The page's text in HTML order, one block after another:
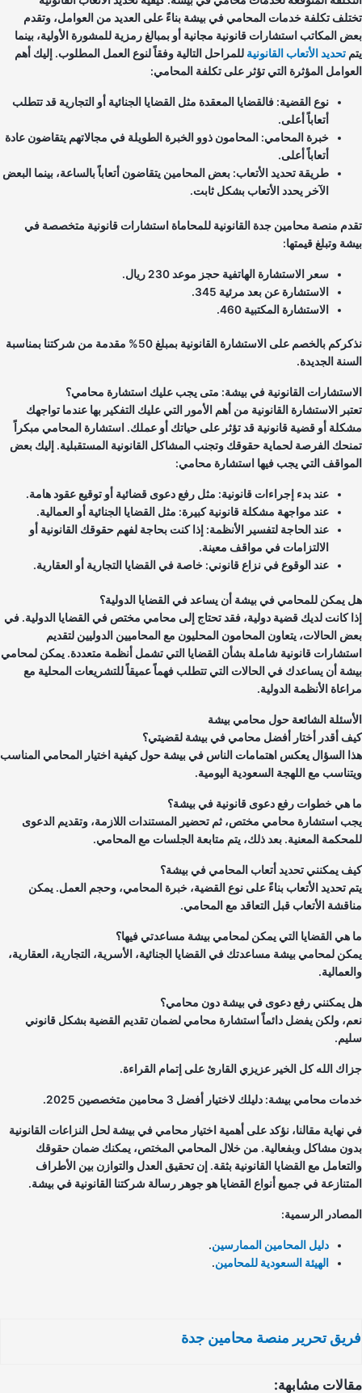
تكلفة خدمات المحامي في بيشة بناءً على العديد من العوامل، وتقدم
المكاتب استشارات قانونية مجانية أو بمبالغ رمزية للمشورة الأولية، بينما
تحديد الأتعاب القانونيةللمراحل التالية وفقاً لنوع العمل المطلوب. إليك أهم
المؤثرة التي تؤثر على تكلفة المحامي:
نوع القضية: فالقضايا المعقدة مثل القضايا الجنائية أو التجارية قد تتطلب
أتعاباً أعلى.
خبرة المحامي: المحامون ذوو الخبرة الطويلة في مجالاتهم يتقاضون عادة
أتعاباً أعلى.
طريقة تحديد الأتعاب: بعض المحامين يتقاضون أتعاباً بالساعة، بينما البعض
الآخر يحدد الأتعاب بشكل ثابت.
منصة محامين جدة القانونية للمحاماة استشارات قانونية متخصصة في
وتبلغ قيمتها:
سعر الاستشارة الهاتفية حجز موعد 230 ريال.
الاستشارة عن بعد مرئية 345.
الاستشارة المكتبية 460.
نذكركم بالخصم على الاستشارة القانونية بمبلغ 50% مقدمة من شركتنا بمناسبة
الجديدة.
القانونية في بيشة: متى يجب عليك استشارة محامي؟
الاستشارة القانونية من أهم الأمور التي عليك التفكير بها عندما تواجهك
أو قضية قانونية قد تؤثر على حياتك أو عملك. استشارة المحامي مبكراً
الفرصة لحماية حقوقك وتجنب المشاكل القانونية المستقبلية. إليك بعض
التي يجب فيها استشارة محامي:
عند بدء إجراءات قانونية: مثل رفع دعوى قضائية أو توقيع عقود هامة.
عند مواجهة مشكلة قانونية كبيرة: مثل القضايا الجنائية أو العمالية.
عند الحاجة لتفسير الأنظمة: إذا كنت بحاجة لفهم حقوقك القانونية أو
الالتزامات في مواقف معينة.
عند الوقوع في نزاع قانوني: خاصة في القضايا التجارية أو العقارية.
يمكن للمحامي في بيشة أن يساعد في القضايا الدولية؟
كانت لديك قضية دولية، فقد تحتاج إلى محامي مختص في القضايا الدولية. في
الحالات، يتعاون المحامون المحليون مع المحاميين الدوليين لتقديم
قانونية شاملة بشأن القضايا التي تشمل أنظمة متعددة. يمكن لمحامي
أن يساعدك في الحالات التي تتطلب فهماً عميقاً للتشريعات المحلية مع
الأنظمة الدولية.
الشائعة حول محامي بيشة
أقدر أختار أفضل محامي في بيشة لقضيتي؟
السؤال يعكس اهتمامات الناس في بيشة حول كيفية اختيار المحامي المناسب
مع اللهجة السعودية اليومية.
هي خطوات رفع دعوى قانونية في بيشة؟
استشارة محامي مختص، ثم تحضير المستندات اللازمة، وتقديم الدعوى
المعنية. بعد ذلك، يتم متابعة الجلسات مع المحامي.
يمكنني تحديد أتعاب المحامي في بيشة؟
تحديد الأتعاب بناءً على نوع القضية، خبرة المحامي، وحجم العمل. يمكن
الأتعاب قبل التعاقد مع المحامي.
هي القضايا التي يمكن لمحامي بيشة مساعدتي فيها؟
لمحامي بيشة مساعدتك في القضايا الجنائية، الأسرية، التجارية، العقارية،
يمكنني رفع دعوى في بيشة دون محامي؟
ولكن يفضل دائماً استشارة محامي لضمان تقديم القضية بشكل قانوني
الله كل الخير عزيزي القارئ على إتمام القراءة.
محامي بيشة: دليلك لاختيار أفضل 3 محامين متخصصين 2025.
نهاية مقالنا، نؤكد على أهمية اختيار محامي في بيشة لحل النزاعات القانونية
مشاكل وبفعالية. من خلال المحامي المختص، يمكنك ضمان حقوقك
مع القضايا القانونية بثقة. إن تحقيق العدل والتوازن بين الأطراف
في جميع أنواع القضايا هو جوهر رسالة شركتنا القانونية في بيشة.
الرسمية:
دليل المحامين الممارسين.
الهيئة السعودية للمحامين.
تحرير منصة محامين جدة
مشابهة: